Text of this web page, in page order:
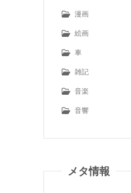
漫画
絵画
車
雑記
音楽
音響
メタ情報